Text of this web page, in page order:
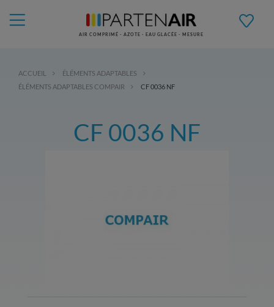
AIR COMPRIMÉ - AZOTE - EAU GLACÉE - MESURE
ACCUEIL
ÉLÉMENTS ADAPTABLES
ÉLÉMENTS ADAPTABLES COMPAIR
CF 0036 NF
CF 0036 NF